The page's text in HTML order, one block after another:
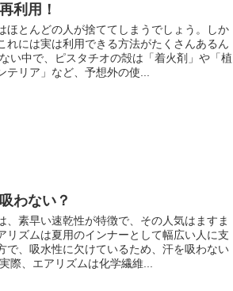
利用！
ほとんどの人が捨ててしまうでしょう。しか
れには実は利用できる方法がたくさんあるん
い中で、ピスタチオの殻は「着火剤」や「植
リア」など、予想外の使...
わない？
、素早い速乾性が特徴で、その人気はますま
リズムは夏用のインナーとして幅広い人に支
で、吸水性に欠けているため、汗を吸わない
際、エアリズムは化学繊維...